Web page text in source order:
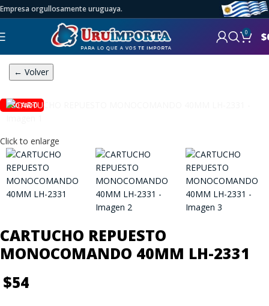
Empresa orgullosamente uruguaya.
0 $
← Volver
AGOTADO
Click to enlarge
CARTUCHO REPUESTO
MONOCOMANDO 40MM LH-2331
$54